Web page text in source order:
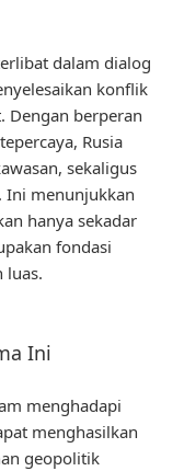
dalam dialog
konflik
Dengan berperan
Rusia
sekaligus
Ini menunjukkan
hanya sekadar
fondasi
luas.
Ini
menghadapi
menghasilkan
geopolitik